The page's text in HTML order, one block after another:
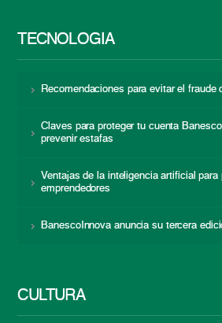
TECNOLOGÍA
Recomendaciones para evitar el fraude
Claves para proteger tu cuenta
prevenir estafas
Ventajas de la inteligencia artificial para
emprendedores
BanescoInnova anuncia su tercera
CULTURA